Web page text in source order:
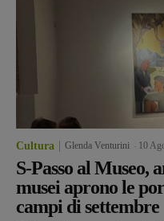
Cultura Glenda Venturini 10
S-Passo al Museo,
musei aprono le
campi di settembre